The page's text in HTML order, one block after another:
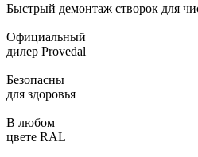
Быстрый демонтаж створок для
Официальный
дилер Provedal
Безопасны
для здоровья
В любом
цвете RAL